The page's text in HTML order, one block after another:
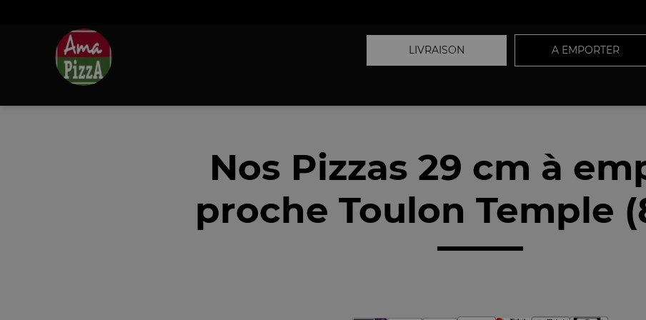
LIVRAISON A EMPORTER
Nos Pizzas 29 cm à
proche Toulon Temple